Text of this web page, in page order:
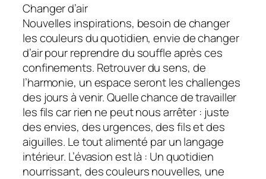
Changer d’air
Nouvelles inspirations, besoin de changer
les couleurs du quotidien, envie de changer
d’air pour reprendre du souffle après ces
confinements. Retrouver du sens, de
l’harmonie, un espace seront les challenges
des jours à venir. Quelle chance de travailler
les fils car rien ne peut nous arrêter : juste
des envies, des urgences, des fils et des
aiguilles. Le tout alimenté par un langage
intérieur. L’évasion est là : Un quotidien
nourrissant, des couleurs nouvelles, une